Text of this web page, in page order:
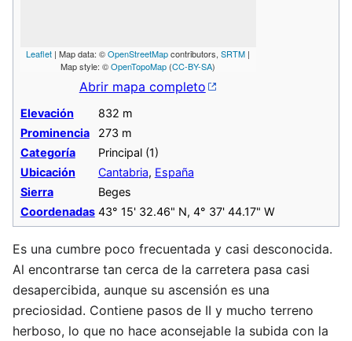
Leaflet | Map data: ©OpenStreetMapcontributors,SRTM |
Map style: ©OpenTopoMap (CC-BY-SA)
Abrir mapa completo
Elevación
832 m
Prominencia
273 m
Categoría
Principal (1)
Ubicación
Cantabria, España
Sierra
Beges
Coordenadas 43° 15' 32.46" N, 4° 37' 44.17" W
Es una cumbre poco frecuentada y casi desconocida.
Al encontrarse tan cerca de la carretera pasa casi
desapercibida, aunque su ascensión es una
preciosidad. Contiene pasos de II y mucho terreno
herboso, lo que no hace aconsejable la subida con la